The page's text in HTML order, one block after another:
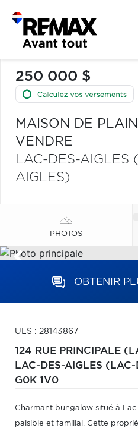
250 000 $
MAISON DE
VENDRE
LAC-DES-AIGLES
AIGLES)
PHOTOS
OBTENIR
ULS : 28143867
124 RUE PRINCIPALE
LAC-DES-AIGLES (LAC-
G0K 1V0
Charmant bungalow situé à
paisible et familial. Cette